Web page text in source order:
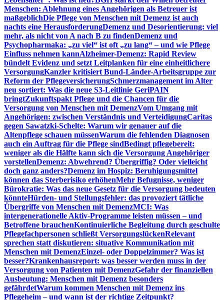
Menschen: Ablehnung eines Angehörigen als Betreuer ist
maßgeblichDie Pflege von Menschen mit Demenz ist auch
nachts eine HerausforderungDemenz und Desorientierung: viel
mehr, als nicht von A nach B zu findenDemenz und
Psychopharmaka: „zu viel“ ist oft „zu lang“ – und wie Pflege
Einfluss nehmen kannAlzheimer-Demenz: Rapid Review
bündelt Evidenz und setzt Leitplanken für eine einheitlichere
VersorgungKanzler kritisiert Bund-Länder-Arbeitsgruppe zur
Reform der PflegeversicherungSchmerzmanagement im Alter
neu sortiert: Was die neue S3-Leitlinie GeriPAIN
bringtZukunftspakt Pflege und die Chancen für die
Versorgung von Menschen mit DemenzVom Umgang mit
Angehörigen: zwischen Verständnis und VerteidigungCaritas
gegen Sawatzki-Schelte: Warum wir genauer auf die
Altenpflege schauen müssenWarum die fehlenden Diagnosen
auch ein Auftrag für die Pflege sindBedingt pflegebereit:
weniger als die Hälfte kann sich die Versorgung Angehöriger
vorstellenDemenz: Abwehrend? Übergriffig? Oder vielleicht
doch ganz anders?Demenz im Hospiz: Beruhigungsmittel
können das Sterberisiko erhöhenMehr Befugnisse, weniger
Bürokratie: Was das neue Gesetz für die Versorgung bedeuten
könnteHürden- und Stellungsfehler: das provoziert tätliche
Übergriffe von Menschen mit DemenzMCI: Was
intergenerationelle Aktiv-Programme leisten müssen – und
Betroffene brauchenKontinuierliche Begleitung durch geschulte
Pflegefachpersonen schließt VersorgungslückenRelevant
sprechen statt diskutieren: situative Kommunikation mit
Menschen mit DemenzEinzel- oder Doppelzimmer? Was ist
besser?Krankenhausreport: was besser werden muss in der
Versorgung von Patienten mit DemenzGefahr der finanziellen
Ausbeutung: Menschen mit Demenz besonders
gefährdetWarum kommen Menschen mit Demenz ins
Pflegeheim – und wann ist der richtige Zeitpunkt?